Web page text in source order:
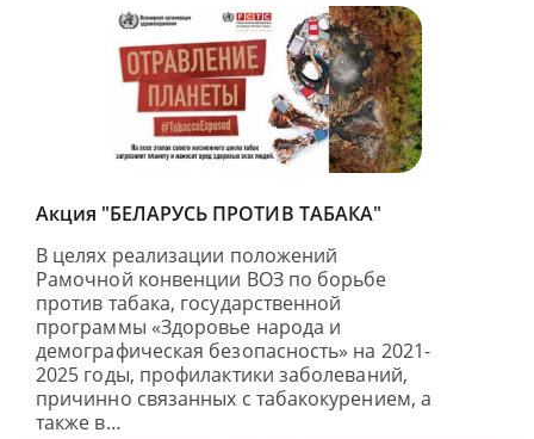
Акция "БЕЛАРУСЬ ПРОТИВ ТАБАКА"
В целях реализации положений
Рамочной конвенции ВОЗ по борьбе
против табака, государственной
программы «Здоровье народа и
демографическая безопасность» на 2021-
2025 годы, профилактики заболеваний,
причинно связанных с табакокурением, а
также в…